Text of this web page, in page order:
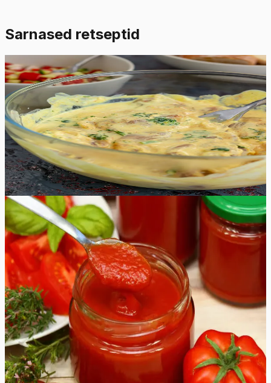
Sarnased retseptid
Lihtne 4.8Hinnang:
Keefirimarinaad kolme moodi
Nüüd saate valmistada oma grill-lihale kolme erinevat
maitsvat keefirimarinaadi, mis annavad lihale erilise
maitse. Proovige järgi nii maitsev karri, chipotle kui ka
Kreeka stiilis keefirimarinaad.
10min
0
Raske
4.9 Hinnang:(10)
Ketšupi retsept
Olge valmis lisama kõikidele oma lemmikroogadele
värsket maitset selle omatehtud ketšupi retseptiga, mida
on lihtne valmistada ja millele on võimatu vastu panna.
Võimalused ketšupi kasutamiseks on lõputud, mistõttu
on hea, kui teil on alati pudel omatehtud ketšupit
käepärast. Unustage poest ostetud kraam ja proovige
seda maitsvat kodust ketšupit! Enamik tomatikastmeid
valmistatakse Roma- või ploomtomatitest, kuna nende
niiskusesisaldus on madalam ja maitse on tugev. Võite
eksperimenteerida käepäraste tomatitega, nii saab iga
partii uue maitsega!